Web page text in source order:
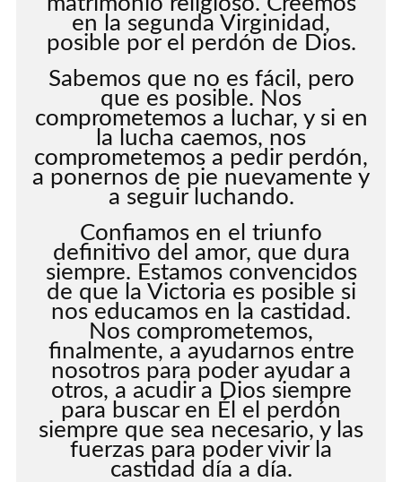
en la segunda Virginidad,
posible por el perdón de Dios.
Sabemos que no es fácil, pero
que es posible. Nos
comprometemos a luchar, y si en
la lucha caemos, nos
comprometemos a pedir perdón,
a ponernos de pie nuevamente y
a seguir luchando.
Confiamos en el triunfo
definitivo del amor, que dura
siempre. Estamos convencidos
de que la Victoria es posible si
nos educamos en la castidad.
Nos comprometemos,
finalmente, a ayudarnos entre
nosotros para poder ayudar a
otros, a acudir a Dios siempre
para buscar en Él el perdón
siempre que sea necesario, y las
fuerzas para poder vivir la
castidad día a día.